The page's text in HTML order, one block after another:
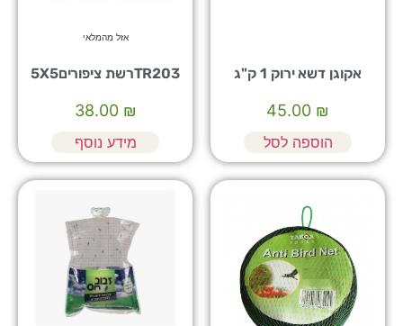
אקוגן דשא ירוק 1 ק"ג
₪
הוספה לסל
אזל מהמלאי
TR203רשת ציפורים5X5
₪
38.00
מידע נוסף